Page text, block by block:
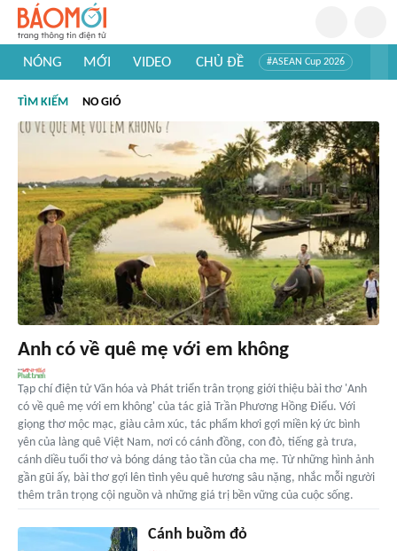
NÓNG MỚI VIDEO CHỦ ĐỀ #ASEAN Cup 2026
#Khám phá thế giới
TÌM KIẾM NO GIÓ
Anh có về quê mẹ với em không
Tạp chí điện tử Văn hóa và Phát triển trân trọng giới thiệu bài thơ 'Anh
có về quê mẹ với em không' của tác giả Trần Phương Hồng Điểu. Với
giọng thơ mộc mạc, giàu cảm xúc, tác phẩm khơi gợi miền ký ức bình
yên của làng quê Việt Nam, nơi có cánh đồng, con đò, tiếng gà trưa,
cánh diều tuổi thơ và bóng dáng tảo tần của cha mẹ. Từ những hình ảnh
gần gũi ấy, bài thơ gợi lên tình yêu quê hương sâu nặng, nhắc mỗi người
thêm trân trọng cội nguồn và những giá trị bền vững của cuộc sống.
Cánh buồm đỏ